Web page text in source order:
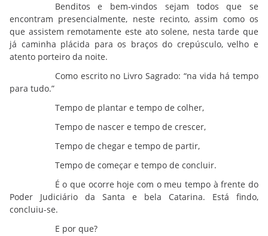
Benditos e bem-vindos sejam todos que se
encontram presencialmente, neste recinto, assim como os
que assistem remotamente este ato solene, nesta tarde que
já caminha plácida para os braços do crepúsculo, velho e
atento porteiro da noite.
Como escrito no Livro Sagrado: “na vida há tempo
para tudo.”
Tempo de plantar e tempo de colher,
Tempo de nascer e tempo de crescer,
Tempo de chegar e tempo de partir,
Tempo de começar e tempo de concluir.
É o que ocorre hoje com o meu tempo à frente do
Poder Judiciário da Santa e bela Catarina. Está findo,
concluiu-se.
E por que?